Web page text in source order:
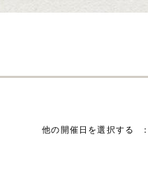
他の開催日を選択する